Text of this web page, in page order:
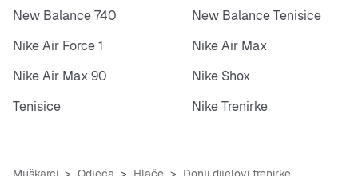
New Balance 740
New Balance Tenisice
Nike Air Force 1
Nike Air Max
Nike Air Max 90
Nike Shox
Tenisice
Nike Trenirke